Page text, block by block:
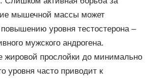
мышечной массы может
повышению уровня тестостерона –
мужского андрогена.
жировой прослойки до минимально
уровня часто приводит к